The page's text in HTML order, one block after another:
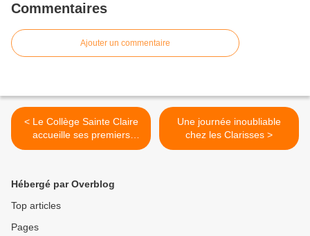
Commentaires
Ajouter un commentaire
< Le Collège Sainte Claire
accueille ses premiers
élèves!
Une journée inoubliable
chez les Clarisses >
Hébergé par Overblog
Top articles
Pages